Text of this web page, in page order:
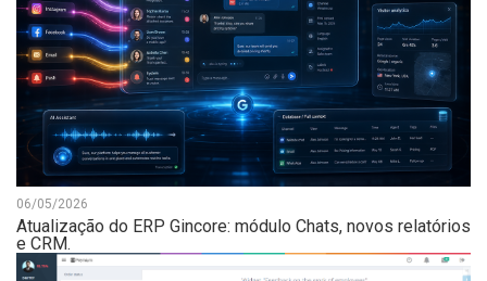
06/05/2026
Atualização do ERP Gincore: módulo Chats, novos relatórios
e CRM.